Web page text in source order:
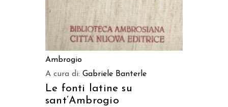
Ambrogio
A cura di: Gabriele Banterle
Le fonti latine su
sant’Ambrogio